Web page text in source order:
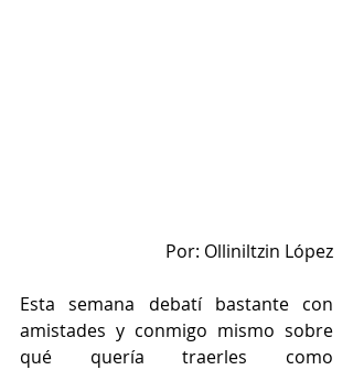
Por: Olliniltzin López
Esta semana debatí bastante con
amistades y conmigo mismo sobre
qué quería traerles como